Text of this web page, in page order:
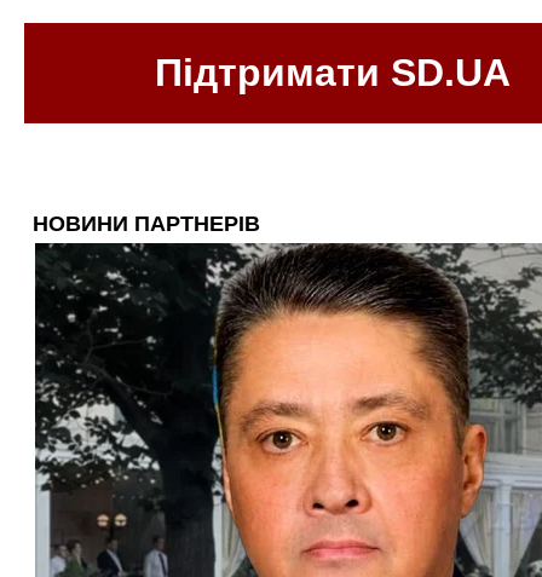
Підтримати SD.UA